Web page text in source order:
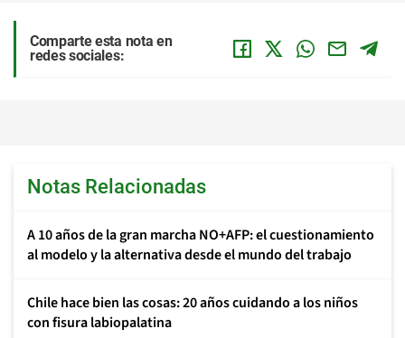
Comparte esta nota en
redes sociales:
Notas Relacionadas
A 10 años de la gran marcha NO+AFP: el cuestionamiento
al modelo y la alternativa desde el mundo del trabajo
Chile hace bien las cosas: 20 años cuidando a los niños
con fisura labiopalatina